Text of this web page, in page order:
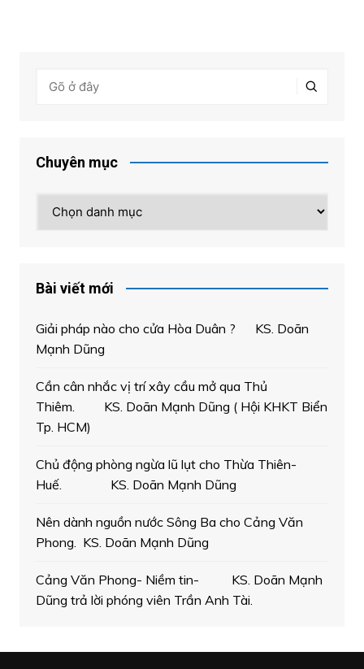
Chuyên mục
mục
Bài viết mới
Giải pháp nào cho cửa Hòa Duân ? KS. Doãn
Mạnh Dũng
Cần cân nhắc vị trí xây cầu mở qua Thủ
Thiêm. KS. Doãn Mạnh Dũng ( Hội KHKT Biển
Tp. HCM)
Chủ động phòng ngừa lũ lụt cho Thừa Thiên-
Huế. KS. Doãn Mạnh Dũng
Nên dành nguồn nước Sông Ba cho Cảng Văn
Phong. KS. Doãn Mạnh Dũng
Cảng Văn Phong- Niềm tin- KS. Doãn Mạnh
Dũng trả lời phóng viên Trần Anh Tài.